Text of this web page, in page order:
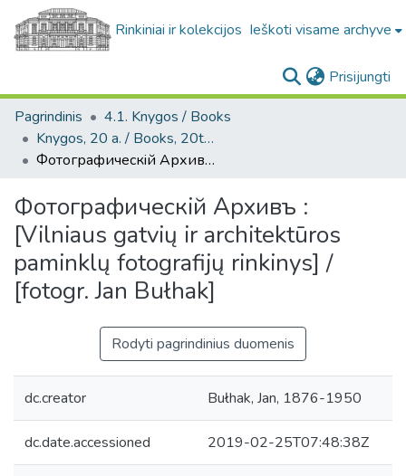
Rinkiniai ir kolekcijos Ieškoti visame archyve
Prisijungti
Pagrindinis
4.1. Knygos / Books
Knygos, 20 a. / Books, 20th century
Фотографическiй Архивъ : [Vilniaus gatvių ir architektūros paminklų fotografijų rinkinys] / [fotogr. Jan Bułhak]
Фотографическiй Архивъ :
[Vilniaus gatvių ir architektūros
paminklų fotografijų rinkinys] /
[fotogr. Jan Bułhak]
Rodyti pagrindinius duomenis
dc.creator Bułhak, Jan, 1876-1950
dc.date.accessioned 2019-02-25T07:48:38Z